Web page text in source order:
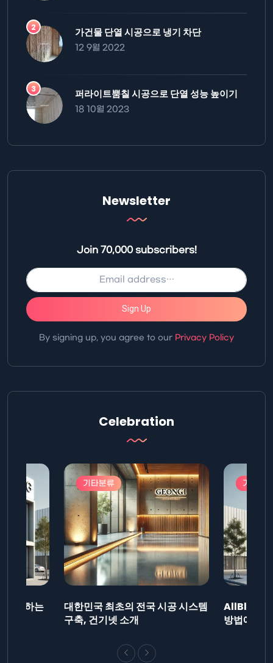
가건물 단열 시공으로 냉기 차단
12 9월 2022
퍼라이트뿜칠 시공으로 단열 성능 높이기
18 10월 2023
Newsletter
Join 70,000 subscribers!
Sign Up
By signing up, you agree to our Privacy Policy
Celebration
제출하는
기타분류
대한민국 최초의 전국 시공 시스템
구축, 건기넷 소개
기타분
AllBlog에
방법에 대